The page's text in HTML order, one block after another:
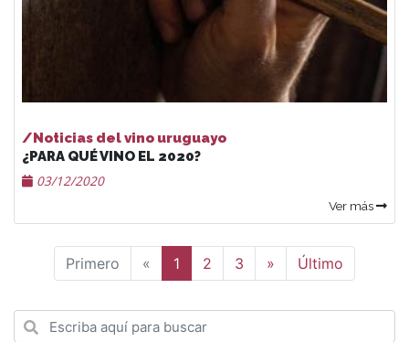
/Noticias del vino uruguayo
¿PARA QUÉ VINO EL 2020?
03/12/2020
Ver más
Primero « Anterior
1 2 3 » Siguiente
Último